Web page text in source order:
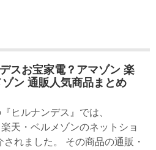
スお宝家電？アマゾン 楽
ン 通販人気商品まとめ
ヒルナンデス』では、
天・ベルメゾンのネットショ
されました。 その商品の通販・